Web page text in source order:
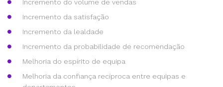
Incremento do volume de vendas
Incremento da satisfação
Incremento da lealdade
Incremento da probabilidade de recomendação
Melhoria do espírito de equipa
Melhoria da confiança recíproca entre equipas e